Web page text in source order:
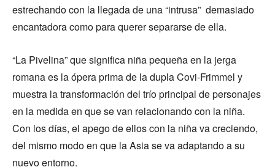
estrechando con la llegada de una “intrusa” demasiado
encantadora como para querer separarse de ella.
“La Pivelina” que significa niña pequeña en la jerga
romana es la ópera prima de la dupla Covi-Frimmel y
muestra la transformación del trío principal de personajes
en la medida en que se van relacionando con la niña.
Con los días, el apego de ellos con la niña va creciendo,
del mismo modo en que la Asia se va adaptando a su
nuevo entorno.